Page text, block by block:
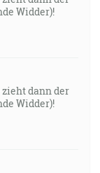
Widder)!
zieht dann der
Widder)!